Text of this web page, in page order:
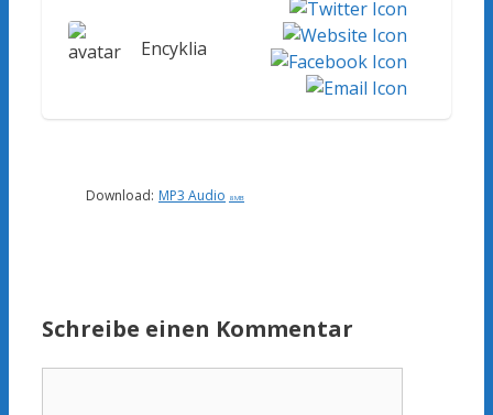
Encyklia
Download: MP3 Audio 8 MB
Schreibe einen Kommentar